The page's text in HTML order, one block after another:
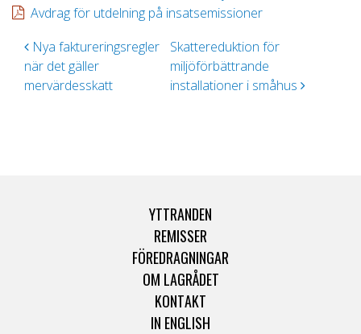
Avdrag för utdelning på insatsemissioner
Inläggsnavigering
Nya faktureringsregler
när det gäller
mervärdesskatt
Skattereduktion för
miljöförbättrande
installationer i småhus
YTTRANDEN
REMISSER
FÖREDRAGNINGAR
OM LAGRÅDET
KONTAKT
IN ENGLISH